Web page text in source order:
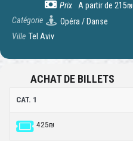
Prix
A partir de 215₪
Catégorie
Opéra / Danse
Ville Tel Aviv
ACHAT DE BILLETS
CAT. 1
425₪